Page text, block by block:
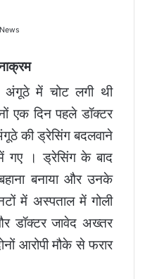
अंगूठे में चोट लगी थी
एक दिन पहले डॉक्टर
की ड्रेसिंग बदलवाने
गए । ड्रेसिंग के बाद
बनाया और उनके
में अस्पताल में गोली
डॉक्टर जावेद अख्तर
आरोपी मौके से फरार